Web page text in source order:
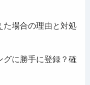
た場合の理由と対処
グに勝手に登録？確